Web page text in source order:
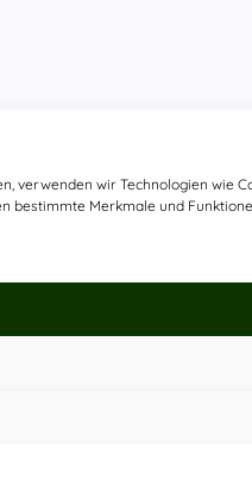
verwenden wir Technologien wie
bestimmte Merkmale und